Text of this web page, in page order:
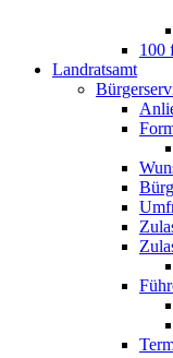
100
Landratsamt